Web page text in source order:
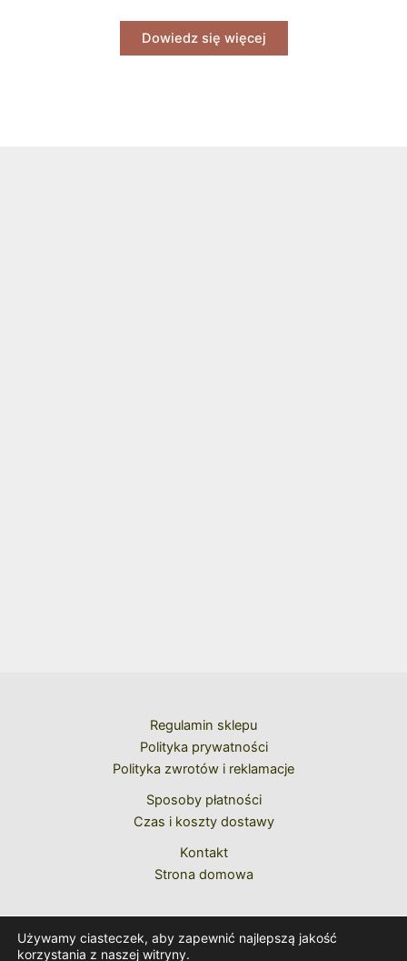
Dowiedz się więcej
Regulamin sklepu
Polityka prywatności
Polityka zwrotów i reklamacje
Sposoby płatności
Czas i koszty dostawy
Kontakt
Strona domowa
Używamy ciasteczek, aby zapewnić najlepszą jakość
korzystania z naszej witryny.